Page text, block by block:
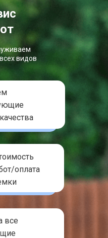
видов
оплата
все